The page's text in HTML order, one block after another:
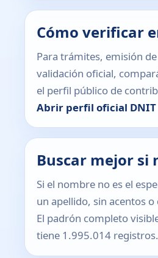
Cómo verificar
Para trámites, emisión
validación oficial,
el perfil público de
Abrir perfil oficial DNIT
Buscar mejor si
Si el nombre no es el
un apellido, sin acentos o
El padrón completo
tiene 1.995.014 registros.